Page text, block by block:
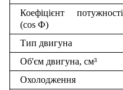
Коефіцієнт потужності
(cos Ф)
Тип двигуна
Об'єм двигуна, см³
Охолодження